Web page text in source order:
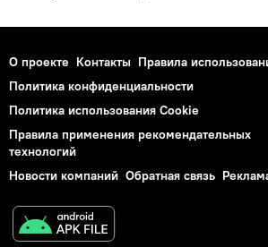
О проекте Контакты Правила
Политика конфиденциальности
Политика использования Cookie
Правила применения рекомендательных
технологий
Новости компаний Обратная связь